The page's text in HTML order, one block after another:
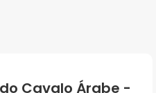
Cavalo Árabe -